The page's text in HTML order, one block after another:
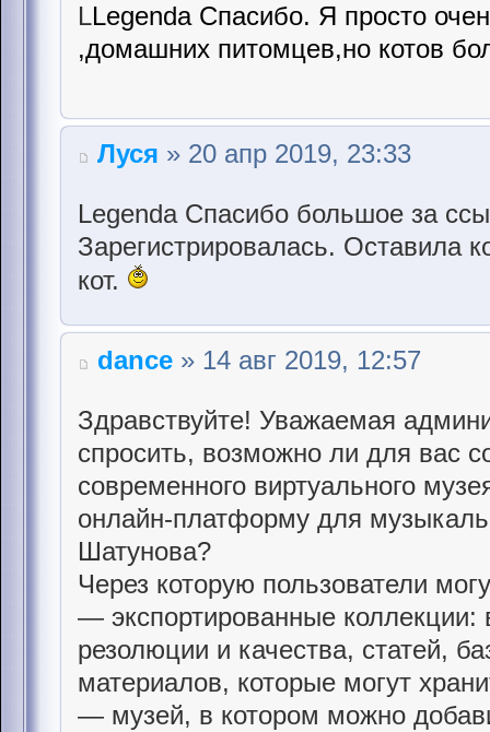
LLegenda Спасибо. Я просто
,домашних питомцев,но котов
Луся » 20 апр 2019, 23:33
Legenda Спасибо большое за
Зарегистрировалась. Оставила
кот.
dance » 14 авг 2019, 12:57
Здравствуйте! Уважаемая
спросить, возможно ли для вас
современного виртуального
онлайн-платформу для
Шатунова?
Через которую пользователи
— экспортированные
резолюции и качества, статей,
материалов, которые могут
— музей, в котором можно